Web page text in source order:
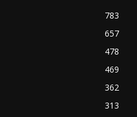
783
657
478
469
362
313